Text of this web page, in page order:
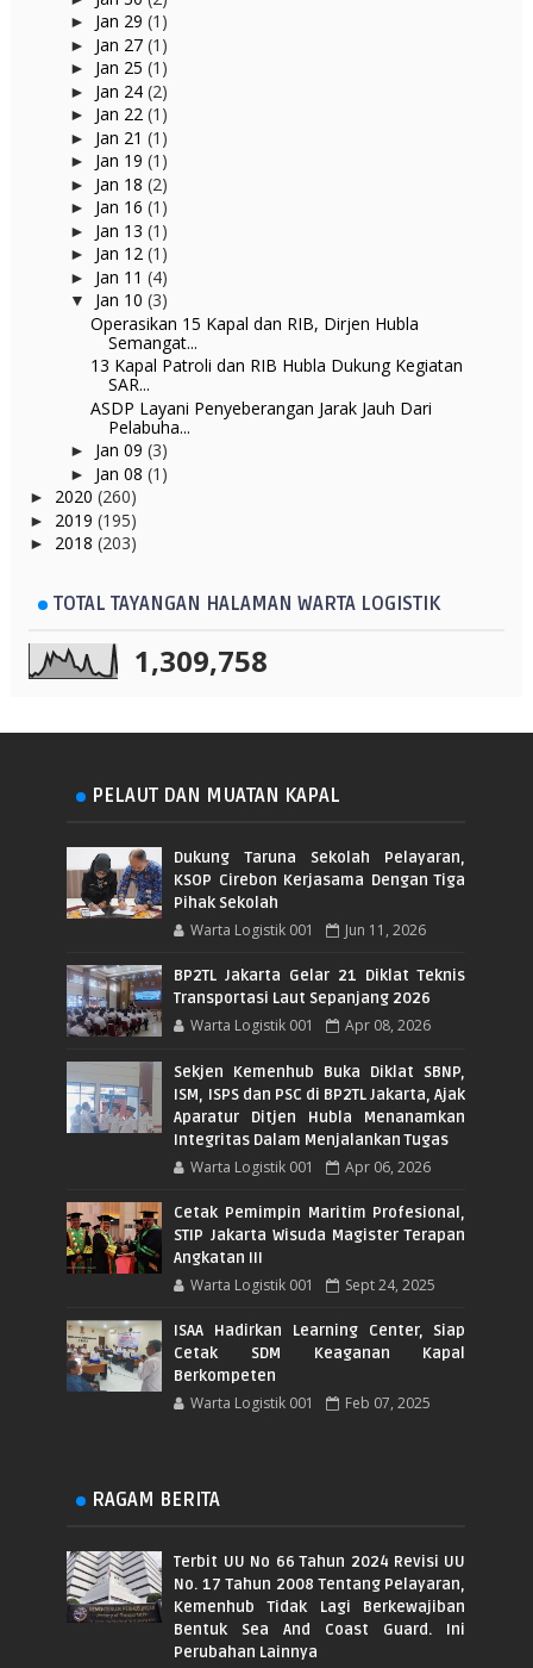
► Jan 29 (1)
► Jan 27 (1)
► Jan 25 (1)
► Jan 24 (2)
► Jan 22 (1)
► Jan 21 (1)
► Jan 19 (1)
► Jan 18 (2)
► Jan 16 (1)
► Jan 13 (1)
► Jan 12 (1)
► Jan 11 (4)
▼ Jan 10 (3)
Operasikan 15 Kapal dan RIB, Dirjen Hubla
Semangat...
13 Kapal Patroli dan RIB Hubla Dukung Kegiatan
SAR...
ASDP Layani Penyeberangan Jarak Jauh Dari
Pelabuha...
► Jan 09 (3)
► Jan 08 (1)
► 2020 (260)
► 2019 (195)
► 2018 (203)
TOTAL TAYANGAN HALAMAN WARTA LOGISTIK
1,309,758
PELAUT DAN MUATAN KAPAL
Dukung Taruna Sekolah Pelayaran,
KSOP Cirebon Kerjasama Dengan Tiga
Pihak Sekolah
Warta Logistik 001 Jun 11, 2026
BP2TL Jakarta Gelar 21 Diklat Teknis
Transportasi Laut Sepanjang 2026
Warta Logistik 001 Apr 08, 2026
Sekjen Kemenhub Buka Diklat SBNP,
ISM, ISPS dan PSC di BP2TL Jakarta, Ajak
Aparatur Ditjen Hubla Menanamkan
Integritas Dalam Menjalankan Tugas
Warta Logistik 001 Apr 06, 2026
Cetak Pemimpin Maritim Profesional,
STIP Jakarta Wisuda Magister Terapan
Angkatan III
Warta Logistik 001 Sept 24, 2025
ISAA Hadirkan Learning Center, Siap
Cetak SDM Keaganan Kapal
Berkompeten
Warta Logistik 001 Feb 07, 2025
RAGAM BERITA
Terbit UU No 66 Tahun 2024 Revisi UU
No. 17 Tahun 2008 Tentang Pelayaran,
Kemenhub Tidak Lagi Berkewajiban
Bentuk Sea And Coast Guard. Ini
Perubahan Lainnya